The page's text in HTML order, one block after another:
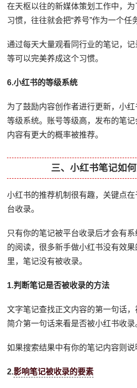
在天枢以往的新媒体策划工作中，
习惯，往往就会把“养号”作为一个任
通过每天大量观看同行业的笔记，
等可以完美养成这个习惯。
6.小红书的等级系统
为了鼓励内容创作者进行更新，小
等级系统。账号等级高，发布的笔记
内容有更大的概率被推荐。
三、小红书笔记如
小红书的推荐机制很有趣，关键点
台收录。
只有你的笔记被平台收录后才会有
的阅读，很多新手做小红书没有效
里，笔记没有被收录。
1.判断笔记是否被收录的方法
文字笔记查找正文内容的第一句话
简介第一句话来看是否被小红书收录
如果搜索结果中有你的笔记内容则说
2.影响笔记被收录的要素